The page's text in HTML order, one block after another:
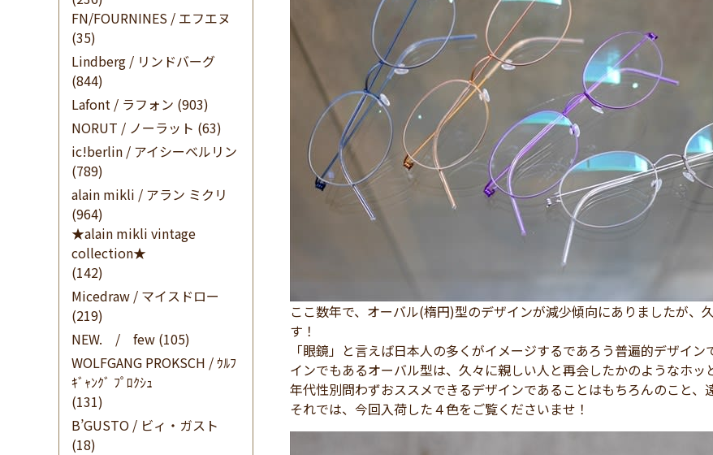
FN/FOURNINES / エフエヌ
(35)
Lindberg / リンドバーグ
(844)
Lafont / ラフォン (903)
NORUT / ノーラット (63)
ic!berlin / アイシーベルリン
(789)
alain mikli / アラン ミクリ
(964)
★alain mikli vintage
collection★
(142)
Micedraw / マイスドロー
(219)
NEW. / few (105)
WOLFGANG PROKSCH / ｳﾙﾌ
ｷﾞｬﾝｸﾞ ﾌﾟﾛｸｼｭ
(131)
B’GUSTO / ビィ・ガスト
(18)
ここ数年で、オーバル(楕円)型のデザインが減少傾向にありましたが、
す！
「眼鏡」と言えば日本人の多くがイメージするであろう普遍的デザイ
インでもあるオーバル型は、久々に親しい人と再会したかのようなホッ
年代性別問わずおススメできるデザインであることはもちろんのこと、
それでは、今回入荷した４色をご覧くださいませ！